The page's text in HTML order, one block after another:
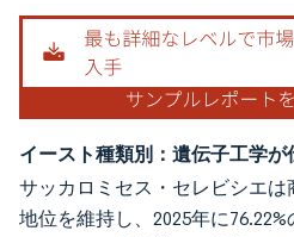
イースト種類別：遺伝子工学が
サッカロミセス・セレビシエ
地位を維持し、2025年に